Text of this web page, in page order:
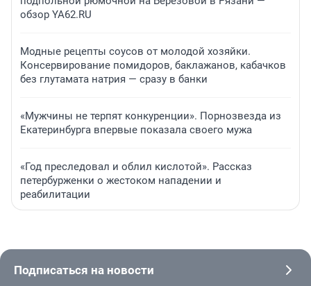
обзор YA62.RU
Модные рецепты соусов от молодой хозяйки.
Консервирование помидоров, баклажанов, кабачков
без глутамата натрия — сразу в банки
«Мужчины не терпят конкуренции». Порнозвезда из
Екатеринбурга впервые показала своего мужа
«Год преследовал и облил кислотой». Рассказ
петербурженки о жестоком нападении и
реабилитации
Подписаться на новости